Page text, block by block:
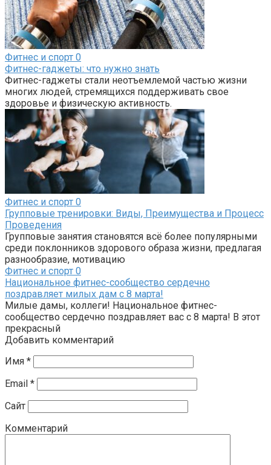
Фитнес и спорт 0
Фитнес-гаджеты: что нужно знать
Фитнес-гаджеты стали неотъемлемой частью жизни
многих людей, стремящихся поддерживать свое
здоровье и физическую активность.
Фитнес и спорт 0
Групповые тренировки: Виды, Преимущества и Процесс
Проведения
Групповые занятия становятся всё более популярными
среди поклонников здорового образа жизни, предлагая
разнообразие, мотивацию
Фитнес и спорт 0
Национальное фитнес-сообщество сердечно
поздравляет милых дам с 8 марта!
Милые дамы, коллеги! Национальное фитнес-
сообщество сердечно поздравляет вас с 8 марта! В этот
прекрасный
Добавить комментарий
Имя *
Email *
Сайт
Комментарий